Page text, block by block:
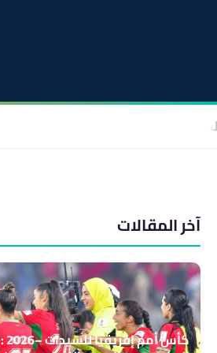
آخر المقالات